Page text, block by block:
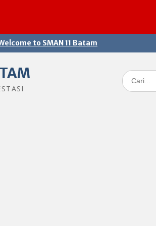
to SMAN 11 Batam
Search
for: